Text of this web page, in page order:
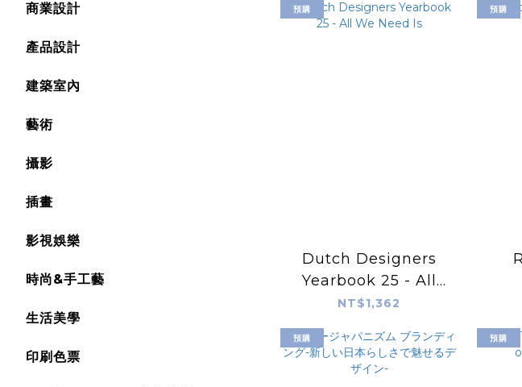
商業設計
產品設計
建築室內
藝術
攝影
插畫
影視娛樂
時尚&手工藝
生活美學
印刷色票
預購
Dutch Designers
Yearbook 25 - All
We Need Is
NT$1,362
預購
預購 預購